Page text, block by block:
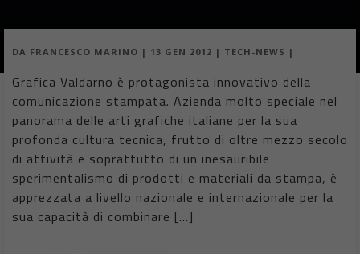
DA FRANCESCO MARINO | 13 GEN 2012 | TECH-NEWS |
Grafica Valdarno è protagonista innovativo della
comunicazione stampata. Azienda molto speciale nel
panorama delle arti grafiche italiane per la sua
profonda cultura tecnica, frutto di oltre mezzo secolo
di attività e soprattutto di un inesauribile
sperimentalismo di prodotti e materiali da stampa, è
apprezzata a livello nazionale e internazionale per la
sua capacità di combinare […]